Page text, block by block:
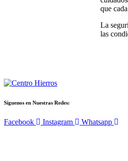
que
La
las
Síguenos en Nuestras Redes:
Facebook Instagram Whatsapp